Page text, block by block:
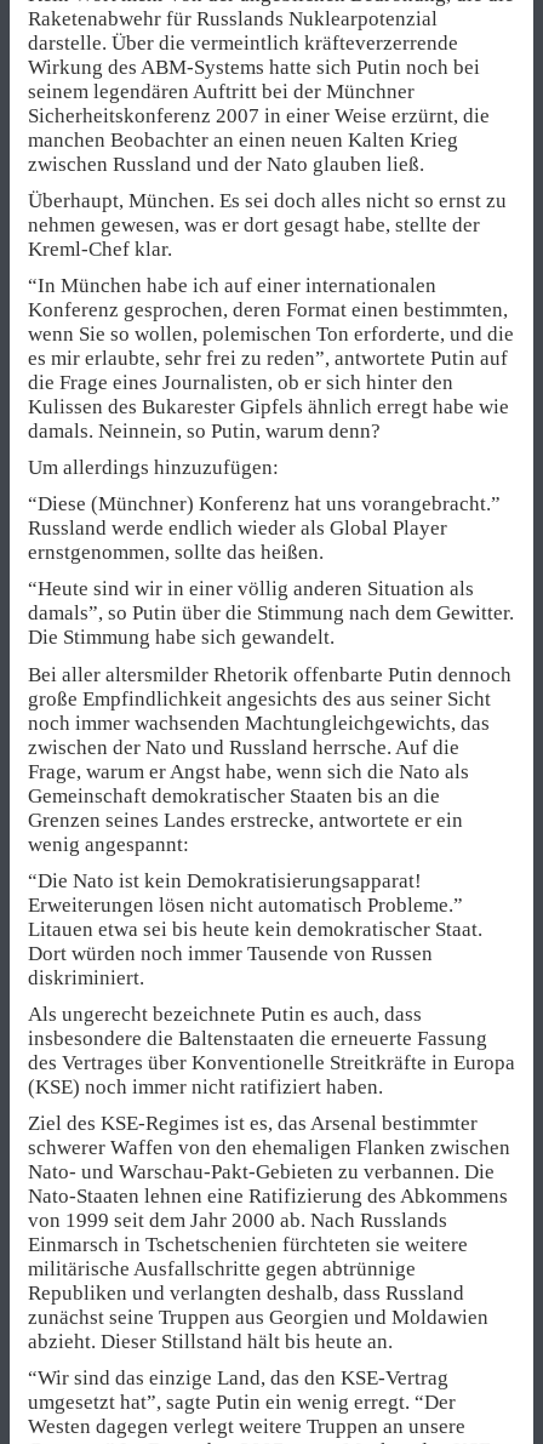
Raketenabwehr für Russlands Nuklearpotenzial
darstelle. Über die vermeintlich kräfteverzerrende
Wirkung des ABM-Systems hatte sich Putin noch bei
seinem legendären Auftritt bei der Münchner
Sicherheitskonferenz 2007 in einer Weise erzürnt, die
manchen Beobachter an einen neuen Kalten Krieg
zwischen Russland und der Nato glauben ließ.
Überhaupt, München. Es sei doch alles nicht so ernst zu
nehmen gewesen, was er dort gesagt habe, stellte der
Kreml-Chef klar.
“In München habe ich auf einer internationalen
Konferenz gesprochen, deren Format einen bestimmten,
wenn Sie so wollen, polemischen Ton erforderte, und die
es mir erlaubte, sehr frei zu reden”, antwortete Putin auf
die Frage eines Journalisten, ob er sich hinter den
Kulissen des Bukarester Gipfels ähnlich erregt habe wie
damals. Neinnein, so Putin, warum denn?
Um allerdings hinzuzufügen:
“Diese (Münchner) Konferenz hat uns vorangebracht.”
Russland werde endlich wieder als Global Player
ernstgenommen, sollte das heißen.
“Heute sind wir in einer völlig anderen Situation als
damals”, so Putin über die Stimmung nach dem Gewitter.
Die Stimmung habe sich gewandelt.
Bei aller altersmilder Rhetorik offenbarte Putin dennoch
große Empfindlichkeit angesichts des aus seiner Sicht
noch immer wachsenden Machtungleichgewichts, das
zwischen der Nato und Russland herrsche. Auf die
Frage, warum er Angst habe, wenn sich die Nato als
Gemeinschaft demokratischer Staaten bis an die
Grenzen seines Landes erstrecke, antwortete er ein
wenig angespannt:
“Die Nato ist kein Demokratisierungsapparat!
Erweiterungen lösen nicht automatisch Probleme.”
Litauen etwa sei bis heute kein demokratischer Staat.
Dort würden noch immer Tausende von Russen
diskriminiert.
Als ungerecht bezeichnete Putin es auch, dass
insbesondere die Baltenstaaten die erneuerte Fassung
des Vertrages über Konventionelle Streitkräfte in Europa
(KSE) noch immer nicht ratifiziert haben.
Ziel des KSE-Regimes ist es, das Arsenal bestimmter
schwerer Waffen von den ehemaligen Flanken zwischen
Nato- und Warschau-Pakt-Gebieten zu verbannen. Die
Nato-Staaten lehnen eine Ratifizierung des Abkommens
von 1999 seit dem Jahr 2000 ab. Nach Russlands
Einmarsch in Tschetschenien fürchteten sie weitere
militärische Ausfallschritte gegen abtrünnige
Republiken und verlangten deshalb, dass Russland
zunächst seine Truppen aus Georgien und Moldawien
abzieht. Dieser Stillstand hält bis heute an.
“Wir sind das einzige Land, das den KSE-Vertrag
umgesetzt hat”, sagte Putin ein wenig erregt. “Der
Westen dagegen verlegt weitere Truppen an unsere